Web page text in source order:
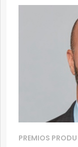
PREMIOS PRODU